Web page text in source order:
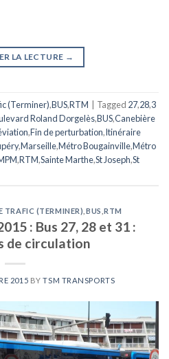
LA LECTURE →
(Terminer),BUS,RTM Tagged 27,28,3
Roland Dorgelès,BUS,Canebière
,Fin de perturbation,Itinéraire
,Marseille,Métro Bougainville,Métro
,RTM,Sainte Marthe,St Joseph,St
TRAFIC (TERMINER) BUS ,RTM
: Bus 27, 28 et 31 :
de circulation
2015 BYTSM TRANSPORTS